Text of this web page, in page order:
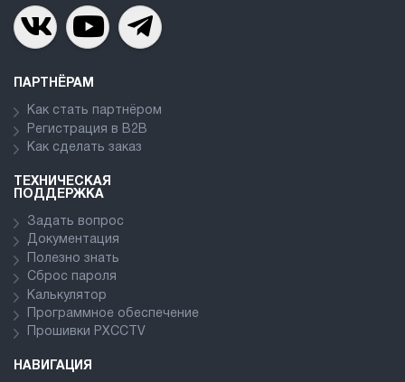
ПАРТНЁРАМ
Как стать партнёром
Регистрация в В2В
Как сделать заказ
ТЕХНИЧЕСКАЯ
ПОДДЕРЖКА
Задать вопрос
Документация
Полезно знать
Сброс пароля
Калькулятор
Программное обеспечение
Прошивки PXCCTV
НАВИГАЦИЯ